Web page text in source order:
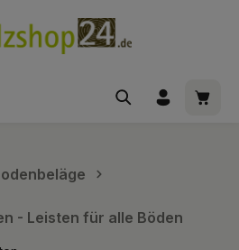
- Leisten für alle Böden